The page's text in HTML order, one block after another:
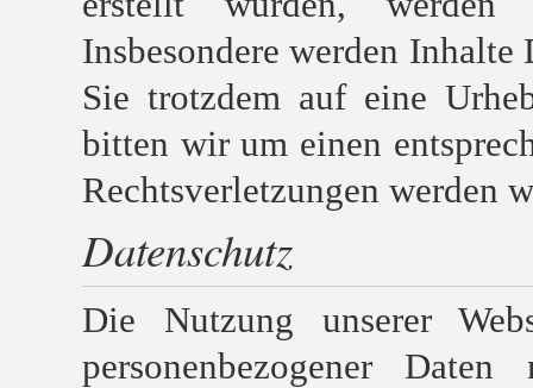
Insbesondere werden
Sie trotzdem auf eine
bitten wir um einen
Rechtsverletzungen werden
Datenschutz
Die Nutzung unserer
personenbezogener